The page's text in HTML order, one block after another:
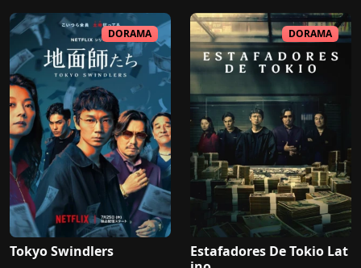
DORAMA
Tokyo Swindlers
DORAMA
Estafadores De Tokio Lat